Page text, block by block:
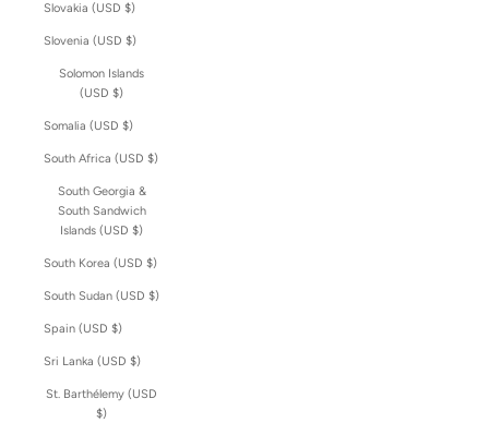
Slovakia (USD $)
Slovenia (USD $)
Solomon Islands
(USD $)
Somalia (USD $)
South Africa (USD $)
South Georgia &
South Sandwich
Islands (USD $)
South Korea (USD $)
South Sudan (USD $)
Spain (USD $)
Sri Lanka (USD $)
St. Barthélemy (USD
$)